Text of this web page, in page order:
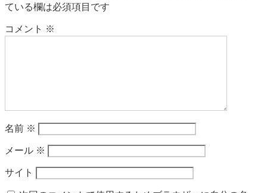
ている欄は必須項目です
コメント ※
名前 ※
メール ※
サイト